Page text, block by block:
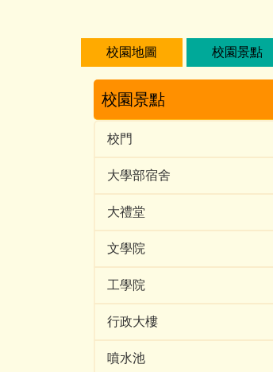
校園地圖 校園景點
校園景點
校門
大學部宿舍
大禮堂
文學院
工學院
行政大樓
噴水池